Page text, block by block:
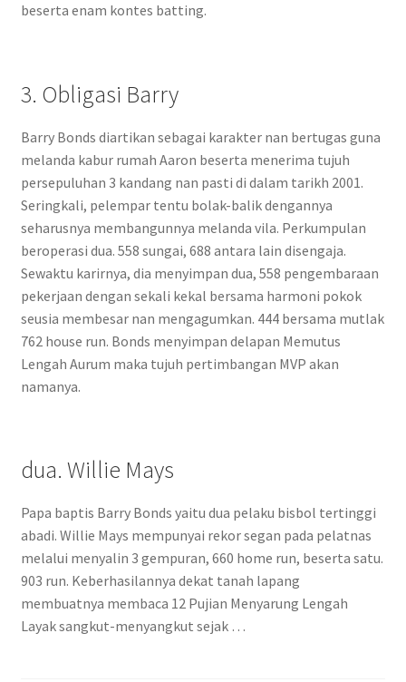
beserta enam kontes batting.
3. Obligasi Barry
Barry Bonds diartikan sebagai karakter nan bertugas guna
melanda kabur rumah Aaron beserta menerima tujuh
persepuluhan 3 kandang nan pasti di dalam tarikh 2001.
Seringkali, pelempar tentu bolak-balik dengannya
seharusnya membangunnya melanda vila. Perkumpulan
beroperasi dua. 558 sungai, 688 antara lain disengaja.
Sewaktu karirnya, dia menyimpan dua, 558 pengembaraan
pekerjaan dengan sekali kekal bersama harmoni pokok
seusia membesar nan mengagumkan. 444 bersama mutlak
762 house run. Bonds menyimpan delapan Memutus
Lengah Aurum maka tujuh pertimbangan MVP akan
namanya.
dua. Willie Mays
Papa baptis Barry Bonds yaitu dua pelaku bisbol tertinggi
abadi. Willie Mays mempunyai rekor segan pada pelatnas
melalui menyalin 3 gempuran, 660 home run, beserta satu.
903 run. Keberhasilannya dekat tanah lapang
membuatnya membaca 12 Pujian Menyarung Lengah
Layak sangkut-menyangkut sejak …